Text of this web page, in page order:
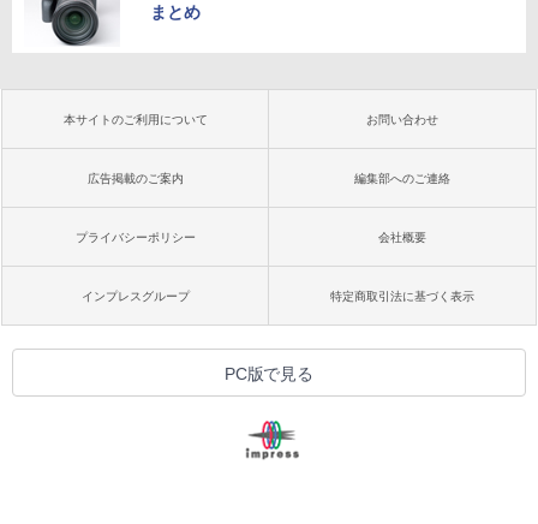
まとめ
本サイトのご利用について お問い合わせ
広告掲載のご案内 編集部へのご連絡
プライバシーポリシー 会社概要
インプレスグループ 特定商取引法に基づく表示
PC版で見る